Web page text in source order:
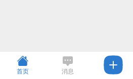
首页 消息